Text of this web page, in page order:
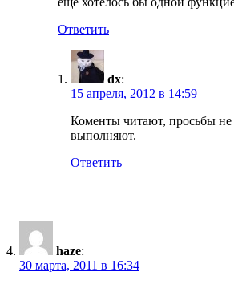
Ответить
dx:
15 апреля, 2012 в 14:59
Коменты читают, просьбы не
выполняют.
Ответить
haze:
30 марта, 2011 в 16:34